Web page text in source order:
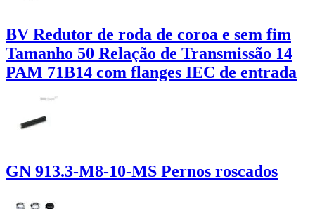
BV Redutor de roda de coroa e sem fim
Tamanho 50 Relação de Transmissão 14
PAM 71B14 com flanges IEC de entrada
GN 913.3-M8-10-MS Pernos roscados